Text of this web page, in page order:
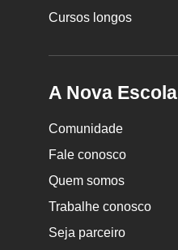
Cursos longos
A Nova Escola
Comunidade
Fale conosco
Quem somos
Trabalhe conosco
Seja parceiro